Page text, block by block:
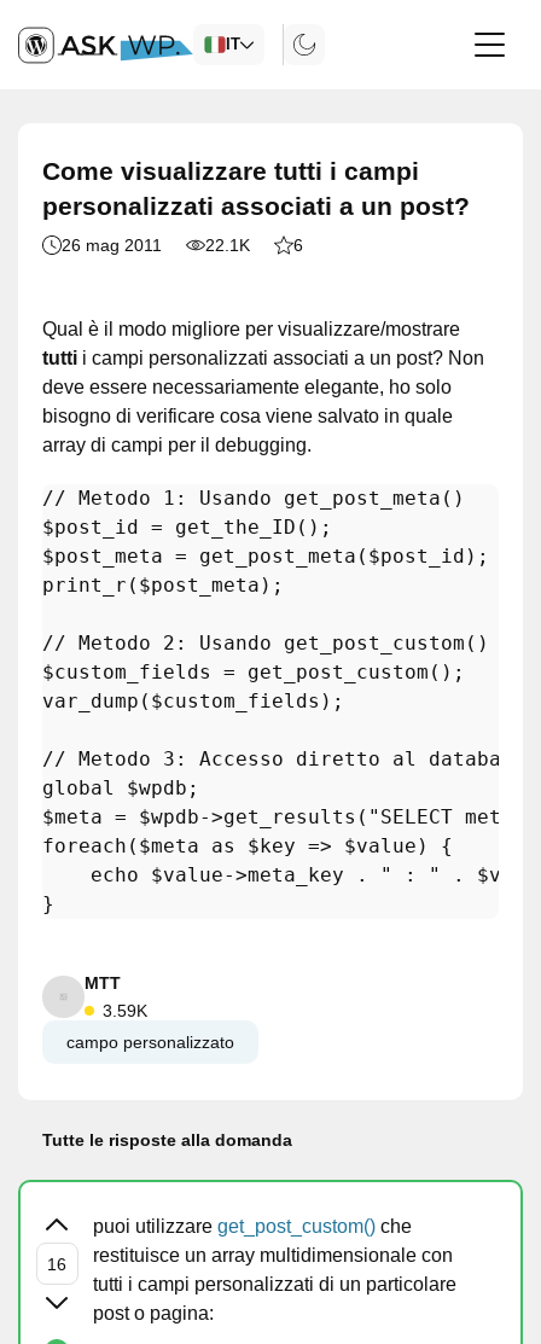
IT
Come visualizzare tutti i campi
personalizzati associati a un post?
26 mag 2011 22.1K 6
Qual è il modo migliore per visualizzare/mostrare
tutti i campi personalizzati associati a un post? Non
deve essere necessariamente elegante, ho solo
bisogno di verificare cosa viene salvato in quale
array di campi per il debugging.
// Metodo 1: Usando get_post_meta()
$post_id = get_the_ID
$post_meta = get_post_meta ( $post_id
print_r ( $post_meta );
// Metodo 2: Usando get_post_custom()
$custom_fields
= get_post_custom
var_dump ( $custom_fields );
// Metodo 3: Accesso diretto al database
global
$wpdb
$meta = $wpdb->get_results ( "SELECT
foreach ( $meta as $key => $value ) {
echo
$value->meta_key . " : " .
}
MTT
3.59K
campo personalizzato
Tutte le risposte alla domanda
puoi utilizzare get_post_custom() che
restituisce un array multidimensionale con
tutti i campi personalizzati di un particolare
post o pagina: